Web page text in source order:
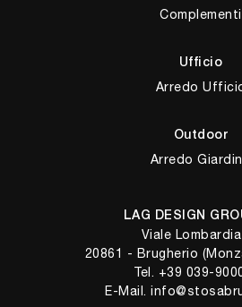
Complementi
Ufficio
Arredo
Outdoor
Arredo
LAG DESIGN
Viale
20861 - Brugherio
Tel. +39 039-
E-Mail.